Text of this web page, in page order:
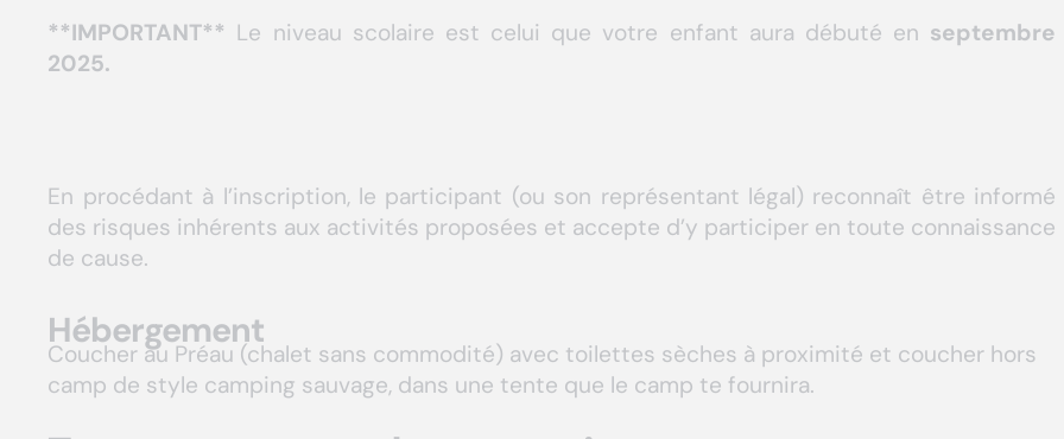
**IMPORTANT** Le niveau scolaire est celui que votre enfant aura débuté en septembre
2025.
En procédant à l’inscription, le participant (ou son représentant légal) reconnaît être informé
des risques inhérents aux activités proposées et accepte d’y participer en toute connaissance
de cause.
Hébergement
Coucher au Préau (chalet sans commodité) avec toilettes sèches à proximité et coucher hors
camp de style camping sauvage, dans une tente que le camp te fournira.